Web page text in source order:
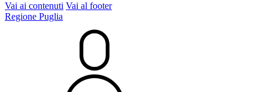
Vai ai contenuti Vai al footer
Regione Puglia